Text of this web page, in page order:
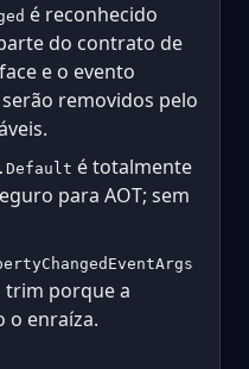
é reconhecido
do contrato de
e o evento
removidos pelo
é totalmente
para AOT; sem
trim porque a
o enraíza.